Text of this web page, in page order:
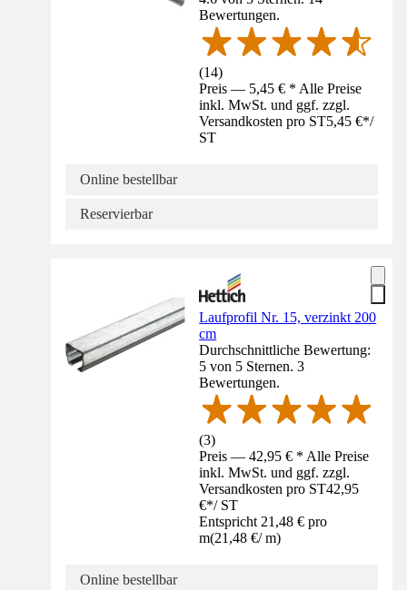
Bewertungen.
(14)
Preis — 5,45 € * Alle Preise
inkl. MwSt. und ggf. zzgl.
Versandkosten pro ST5,45 €*/
ST
Online bestellbar
Reservierbar
Laufprofil Nr. 15, verzinkt 200
cm
Durchschnittliche Bewertung:
5 von 5 Sternen. 3
Bewertungen.
(3)
Preis — 42,95 € * Alle Preise
inkl. MwSt. und ggf. zzgl.
Versandkosten pro ST42,95
€*/ ST
Entspricht 21,48 € pro
m(21,48 €/ m)
Online bestellbar